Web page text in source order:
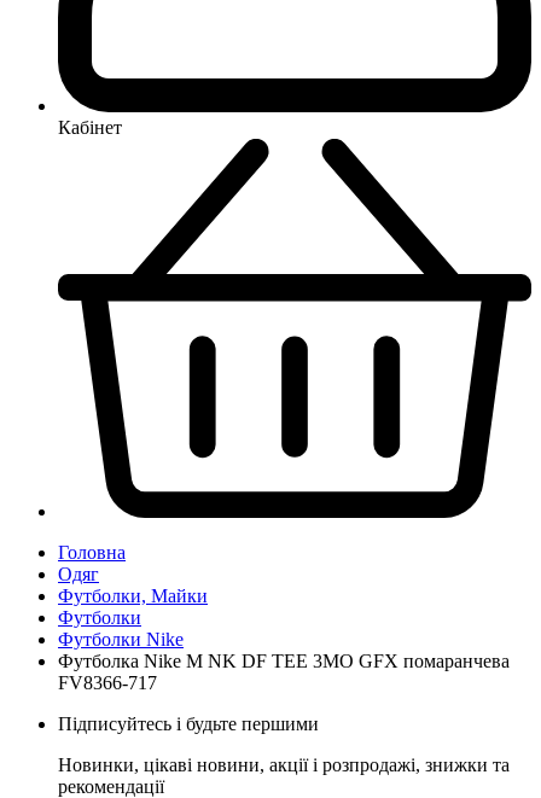
Кабінет
Головна
Одяг
Футболки, Майки
Футболки
Футболки Nike
Футболка Nike M NK DF TEE 3MO GFX помаранчева
FV8366-717
Підписуйтесь і будьте першими
Новинки, цікаві новини, акції і розпродажі, знижки та
рекомендації